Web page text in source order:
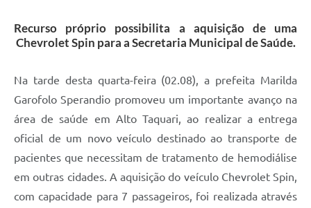
Recurso próprio possibilita a aquisição de uma
Chevrolet Spin para a Secretaria Municipal de Saúde.
Na tarde desta quarta-feira (02.08), a prefeita Marilda
Garofolo Sperandio promoveu um importante avanço na
área de saúde em Alto Taquari, ao realizar a entrega
oficial de um novo veículo destinado ao transporte de
pacientes que necessitam de tratamento de hemodiálise
em outras cidades. A aquisição do veículo Chevrolet Spin,
com capacidade para 7 passageiros, foi realizada através